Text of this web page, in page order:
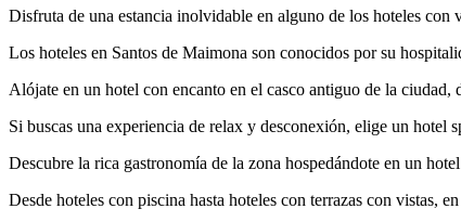
Disfruta de una estancia inolvidable en alguno de los hoteles con
Los hoteles en Santos de Maimona son conocidos por su
Alójate en un hotel con encanto en el casco antiguo de la
Si buscas una experiencia de relax y desconexión, elige un hotel
Descubre la rica gastronomía de la zona hospedándote en un
Desde hoteles con piscina hasta hoteles con terrazas con vistas,